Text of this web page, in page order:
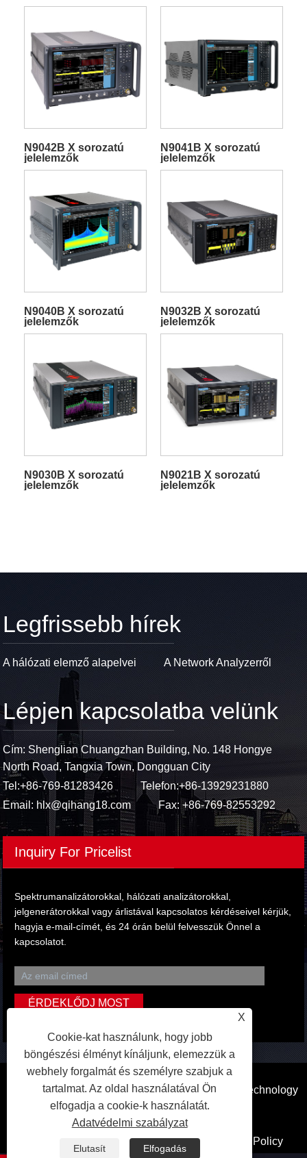
N9042B X sorozatú
jelelemzők
N9041B X sorozatú
jelelemzők
N9040B X sorozatú
jelelemzők
N9032B X sorozatú
jelelemzők
N9030B X sorozatú
jelelemzők
N9021B X sorozatú
jelelemzők
Legfrissebb hírek
A hálózati elemző alapelvei A Network Analyzerről
Lépjen kapcsolatba velünk
Cím: Shenglian Chuangzhan Building, No. 148 Hongye
North Road, Tangxia Town, Dongguan City
Tel:+86-769-81283426 Telefon:+86-13929231880
Email: hlx@qihang18.com Fax: +86-769-82553292
Inquiry For Pricelist
Spektrumanalizátorokkal, hálózati analizátorokkal,
jelgenerátorokkal vagy árlistával kapcsolatos kérdéseivel kérjük,
hagyja e-mail-címét, és 24 órán belül felvesszük Önnel a
kapcsolatot.
Copyright © 2023 Dongguan Qihang Electronic Technology
Co.,Ltd. Minden jog fenntartva.
RSS XML Privacy Policy
X
Cookie-kat használunk, hogy jobb
böngészési élményt kínáljunk, elemezzük a
webhely forgalmát és személyre szabjuk a
tartalmat. Az oldal használatával Ön
elfogadja a cookie-k használatát.
Adatvédelmi szabályzat
Elutasít Elfogadás